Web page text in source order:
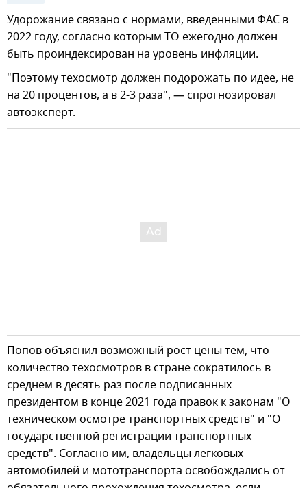
Удорожание связано с нормами, введенными ФАС в
2022 году, согласно которым ТО ежегодно должен
быть проиндексирован на уровень инфляции.
"Поэтому техосмотр должен подорожать по идее, не
на 20 процентов, а в 2-3 раза", — спрогнозировал
автоэксперт.
Попов объяснил возможный рост цены тем, что
количество техосмотров в стране сократилось в
среднем в десять раз после подписанных
президентом в конце 2021 года правок к законам "О
техническом осмотре транспортных средств" и "О
государственной регистрации транспортных
средств". Согласно им, владельцы легковых
автомобилей и мототранспорта освобождались от